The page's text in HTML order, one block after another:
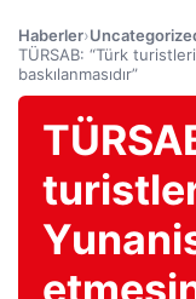
Haberler›
TÜRSAB: “Türk
baskılanmasıdır”